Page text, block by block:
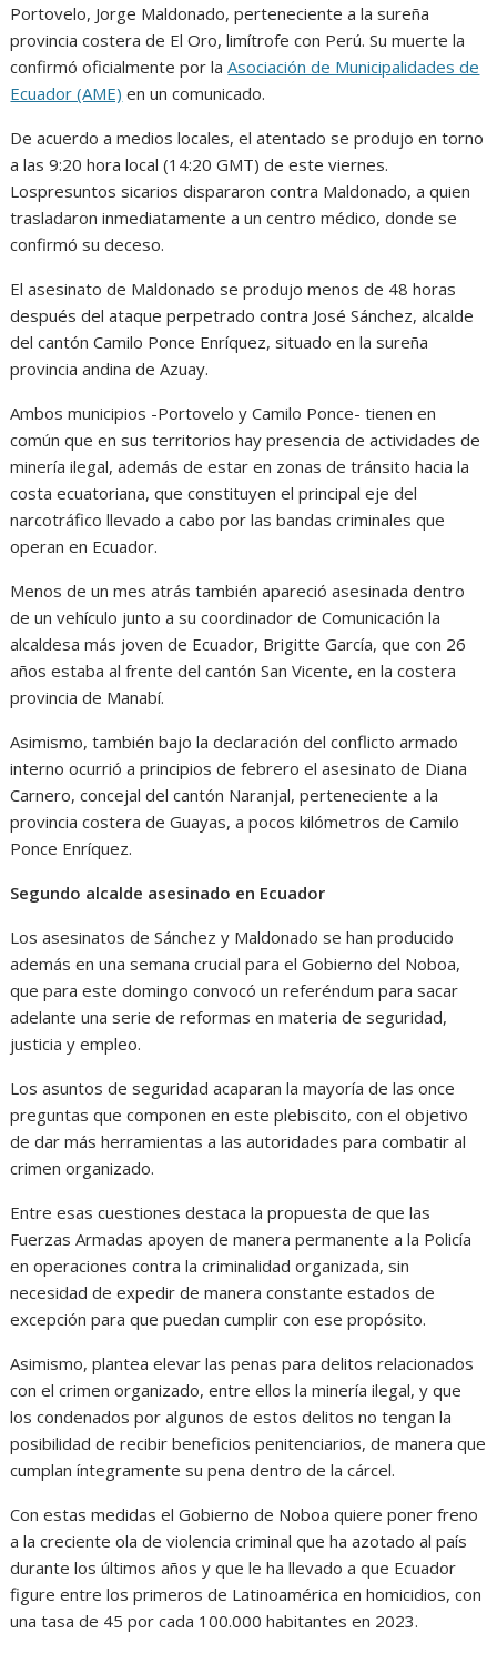
Portovelo, Jorge Maldonado, perteneciente a la sureña
provincia costera de El Oro, limítrofe con Perú. Su muerte la
confirmó oficialmente por laAsociación de Municipalidades de
Ecuador (AME) en un comunicado.
De acuerdo a medios locales, el atentado se produjo en torno
a las 9:20 hora local (14:20 GMT) de este viernes.
Lospresuntos sicarios dispararon contra Maldonado, a quien
trasladaron inmediatamente a un centro médico, donde se
confirmó su deceso.
El asesinato de Maldonado se produjo menos de 48 horas
después del ataque perpetrado contra José Sánchez, alcalde
del cantón Camilo Ponce Enríquez, situado en la sureña
provincia andina de Azuay.
Ambos municipios -Portovelo y Camilo Ponce- tienen en
común que en sus territorios hay presencia de actividades de
minería ilegal, además de estar en zonas de tránsito hacia la
costa ecuatoriana, que constituyen el principal eje del
narcotráfico llevado a cabo por las bandas criminales que
operan en Ecuador.
Menos de un mes atrás también apareció asesinada dentro
de un vehículo junto a su coordinador de Comunicación la
alcaldesa más joven de Ecuador, Brigitte García, que con 26
años estaba al frente del cantón San Vicente, en la costera
provincia de Manabí.
Asimismo, también bajo la declaración del conflicto armado
interno ocurrió a principios de febrero el asesinato de Diana
Carnero, concejal del cantón Naranjal, perteneciente a la
provincia costera de Guayas, a pocos kilómetros de Camilo
Ponce Enríquez.
Segundo alcalde asesinado en Ecuador
Los asesinatos de Sánchez y Maldonado se han producido
además en una semana crucial para el Gobierno del Noboa,
que para este domingo convocó un referéndum para sacar
adelante una serie de reformas en materia de seguridad,
justicia y empleo.
Los asuntos de seguridad acaparan la mayoría de las once
preguntas que componen en este plebiscito, con el objetivo
de dar más herramientas a las autoridades para combatir al
crimen organizado.
Entre esas cuestiones destaca la propuesta de que las
Fuerzas Armadas apoyen de manera permanente a la Policía
en operaciones contra la criminalidad organizada, sin
necesidad de expedir de manera constante estados de
excepción para que puedan cumplir con ese propósito.
Asimismo, plantea elevar las penas para delitos relacionados
con el crimen organizado, entre ellos la minería ilegal, y que
los condenados por algunos de estos delitos no tengan la
posibilidad de recibir beneficios penitenciarios, de manera que
cumplan íntegramente su pena dentro de la cárcel.
Con estas medidas el Gobierno de Noboa quiere poner freno
a la creciente ola de violencia criminal que ha azotado al país
durante los últimos años y que le ha llevado a que Ecuador
figure entre los primeros de Latinoamérica en homicidios, con
una tasa de 45 por cada 100.000 habitantes en 2023.